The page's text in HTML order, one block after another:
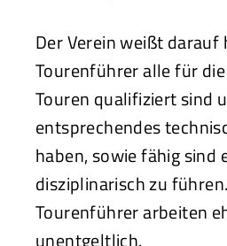
Der Verein weißt darauf
Tourenführer alle für
Touren qualifiziert sind
entsprechendes
haben, sowie fähig sind
disziplinarisch zu
Tourenführer arbeiten
unentgeltlich.